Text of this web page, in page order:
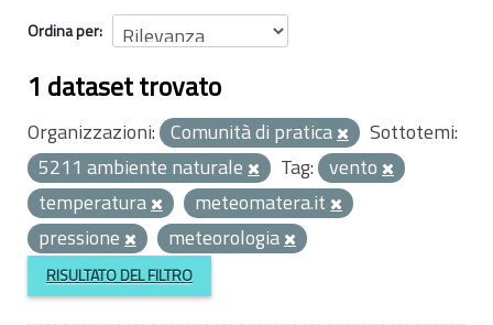
Ordina per
1 dataset trovato
Organizzazioni: Comunità di pratica
Sottotemi:
5211 ambiente naturale
Tag: vento
temperatura
meteomatera.it
pressione
meteorologia
RISULTATO DEL FILTRO